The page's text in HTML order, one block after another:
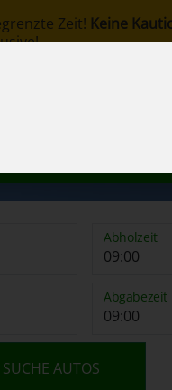
Zeit! Keine
Abholzeit
Abgabezeit
SUCHE AUTOS